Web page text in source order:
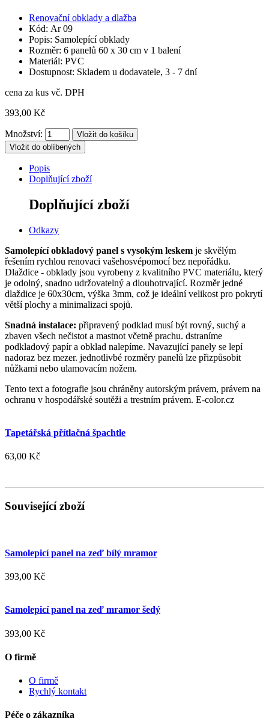
Renovační obklady a dlažba
Kód: Ar 09
Popis: Samolepící obklady
Rozměr: 6 panelů 60 x 30 cm v 1 balení
Materiál: PVC
Dostupnost: Skladem u dodavatele, 3 - 7 dní
cena za kus vč. DPH
393,00 Kč
Množství:
Vložit do oblíbených
Popis
Doplňující zboží
Doplňující zboží
Odkazy
Samolepící obkladový panel s vysokým leskem je skvělým
řešením rychlou renovaci vašehosvépomocí bez nepořádku.
Dlaždice - obklady jsou vyrobeny z kvalitního PVC materiálu, který
je odolný, snadno udržovatelný a dlouhotrvající. Rozměr jedné
dlaždice je 60x30cm, výška 3mm, což je ideální velikost pro pokrytí
větší plochy a minimalizaci spojů.
Snadná instalace: připravený podklad musí být rovný, suchý a
zbaven všech nečistot a mastnot včetně prachu. dstraníme
podkladový papír a obklad nalepíme. Navazující panely se lepí
nadoraz bez mezer. jednotlivbé rozměry panelů lze přizpůsobit
nůžkami nebo ulamovacím nožem.
Tento text a fotografie jsou chráněny autorským právem, právem na
ochranu v hospodářské soutěži a trestním právem. E-color.cz
Tapetářská přítlačná špachtle
63,00 Kč
Související zboží
Samolepicí panel na zeď bílý mramor
393,00 Kč
Samolepicí panel na zeď mramor šedý
393,00 Kč
O firmě
O firmě
Rychlý kontakt
Péče o zákazníka